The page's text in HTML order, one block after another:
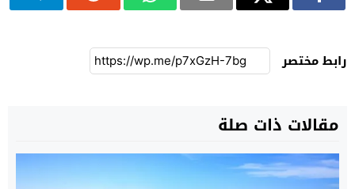
رابط مختصر
مقالات ذات صلة